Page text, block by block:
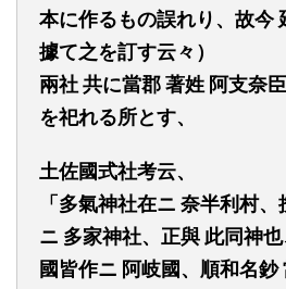
本に作るもの誤れり、故今
據て之を訂す云々）
兩社 共に當郡著姓 阿支奈臣
を祀れる所とす、
土佐國式社考云、
「多氣神社在ニ 奈半利村、
ニ 多家神社、正與 此同神
國皆作ニ 阿岐國、順和名鈔